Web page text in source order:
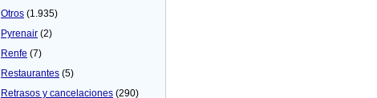
Otros (1.935)
Pyrenair (2)
Renfe (7)
Restaurantes (5)
Retrasos y cancelaciones (290)